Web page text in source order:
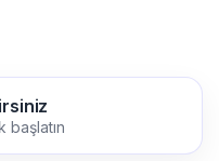
başlatın